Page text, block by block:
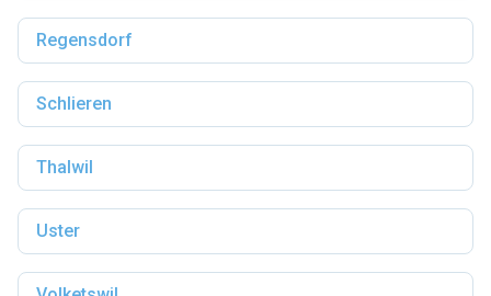
Regensdorf
Schlieren
Thalwil
Uster